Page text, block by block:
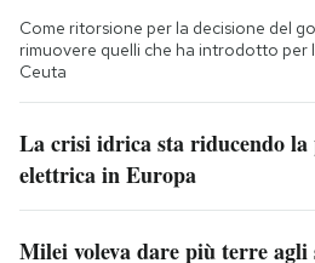
Come ritorsione per la decisione del
rimuovere quelli che ha introdotto per
Ceuta
La crisi idrica sta riducendo la
elettrica in Europa
Milei voleva dare più terre